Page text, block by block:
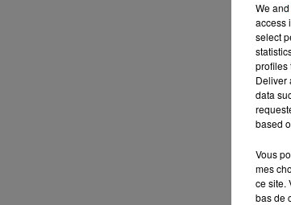
We and
access
select
profiles
Deliver
data
based
Vous
mes
ce site.
bas de